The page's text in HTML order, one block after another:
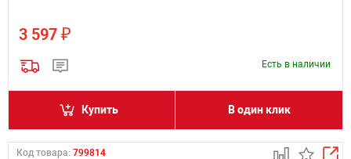
3 597 ₽
Есть в наличии
Купить В один клик
Код товара: 799814